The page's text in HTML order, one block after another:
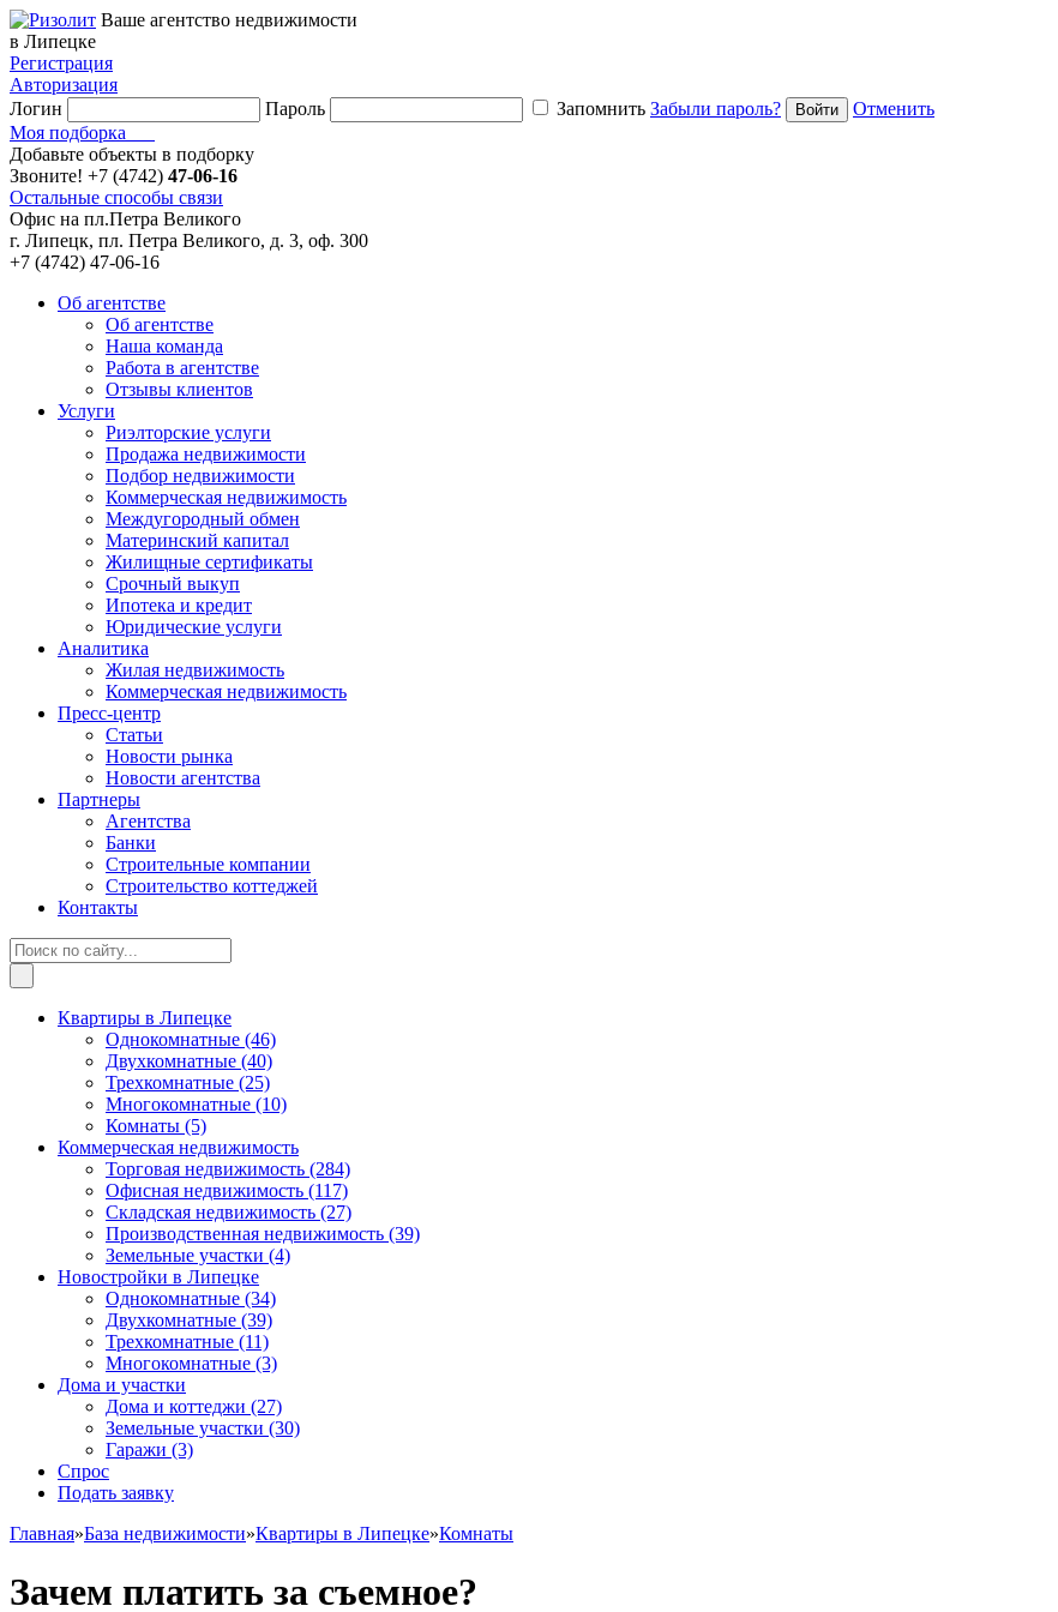
Ваше агентство недвижимости
в Липецке
Регистрация
Авторизация
Логин
Пароль Запомнить Забыли пароль?
Отменить
Моя подборка
Добавьте объекты в подборку
Звоните! +7 (4742) 47-06-16
Остальные способы связи
Офис на пл.Петра Великого
г. Липецк, пл. Петра Великого, д. 3, оф. 300
+7 (4742) 47-06-16
Об агентстве
Об агентстве
Наша команда
Работа в агентстве
Отзывы клиентов
Услуги
Риэлторские услуги
Продажа недвижимости
Подбор недвижимости
Коммерческая недвижимость
Междугородный обмен
Материнский капитал
Жилищные сертификаты
Срочный выкуп
Ипотека и кредит
Юридические услуги
Аналитика
Жилая недвижимость
Коммерческая недвижимость
Пресс-центр
Статьи
Новости рынка
Новости агентства
Партнеры
Агентства
Банки
Строительные компании
Строительство коттеджей
Контакты
Квартиры в Липецке
Однокомнатные (46)
Двухкомнатные (40)
Трехкомнатные (25)
Многокомнатные (10)
Комнаты (5)
Коммерческая недвижимость
Торговая недвижимость (284)
Офисная недвижимость (117)
Складская недвижимость (27)
Производственная недвижимость (39)
Земельные участки (4)
Новостройки в Липецке
Однокомнатные (34)
Двухкомнатные (39)
Трехкомнатные (11)
Многокомнатные (3)
Дома и участки
Дома и коттеджи (27)
Земельные участки (30)
Гаражи (3)
Спрос
Подать заявку
Главная»База недвижимости»Квартиры в Липецке»Комнаты
Зачем платить за съемное?